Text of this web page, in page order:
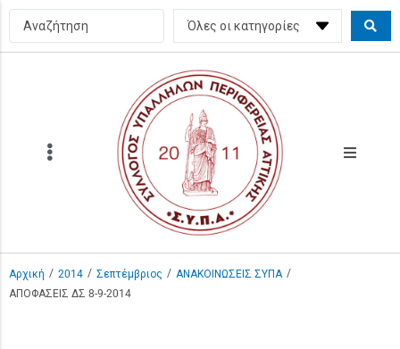
Αρχική / 2014 / Σεπτέμβριος / ΑΝΑΚΟΙΝΩΣΕΙΣ ΣΥΠΑ /
ΑΠΟΦΑΣΕΙΣ ΔΣ 8-9-2014